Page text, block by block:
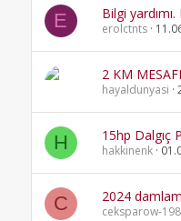
E Bilgi
erolctnts
2 KM
hayaldunyasi
H 15hp Dalgıç
hakkinenk
C 2024
ceksparow-